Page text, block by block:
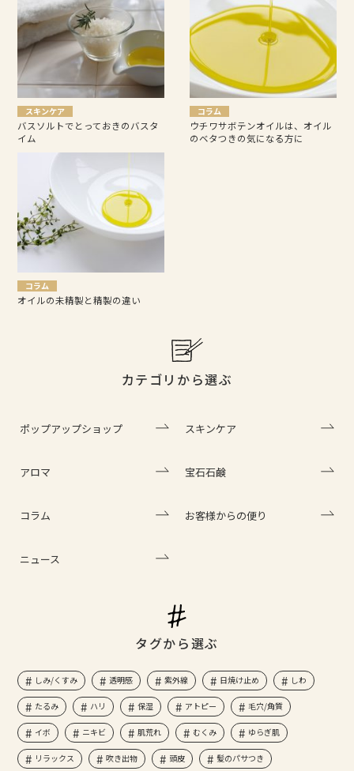
スキンケア
バスソルトでとっておきのバスタ
イム
コラム
ウチワサボテンオイルは、オイル
のベタつきの気になる方に
コラム
オイルの未精製と精製の違い
カテゴリから選ぶ
ポップアップショップ スキンケア
アロマ 宝石石鹸
コラム お客様からの便り
ニュース
タグから選ぶ
しみ/くすみ 透明感 紫外線 日焼け止め しわ
たるみ ハリ 保湿 アトピー 毛穴/角質
イボ ニキビ 肌荒れ むくみ ゆらぎ肌
リラックス 吹き出物 頭皮 髪のパサつき